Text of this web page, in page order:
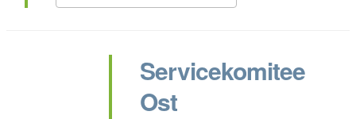
Servicekomitee
Ost